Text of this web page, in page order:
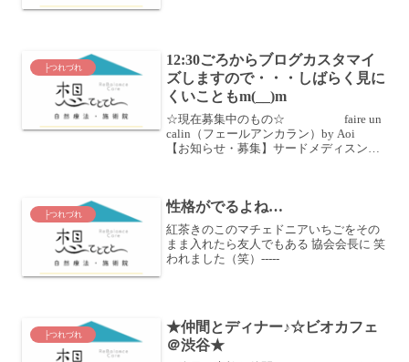
☆知恵と知識...
├つれづれ
12:30ごろからブログカスタマイ
ズしますので・・・しばらく見に
くいこともm(__)m
☆現在募集中のもの☆ faire un
calin（フェールアンカラン）by Aoi
【お知らせ・募集】サードメディスンチ
├つれづれ 性格がでるよね…
紅茶きのこのマチェドニアいちごをその
まま入れたら友人でもある 協会会長に 笑
われました（笑）-----
├つれづれ
★仲間とディナー♪☆ビオカフェ
＠渋谷★